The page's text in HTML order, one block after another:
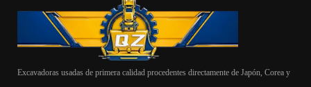
Excavadoras usadas de primera calidad procedentes directamente de Japón, Corea y